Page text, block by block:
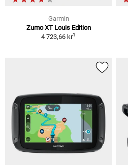
Garmin
Zumo XT Louis Edition
4 723,66 kr1